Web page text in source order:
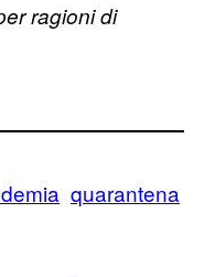
ragioni di
quarantena